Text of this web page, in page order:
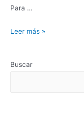
Para …
Leer más »
Buscar